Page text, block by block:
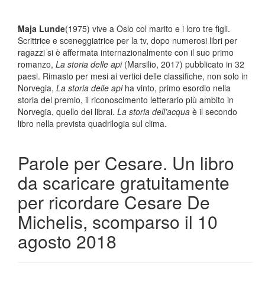
Maja Lunde(1975) vive a Oslo col marito e i loro tre figli.
Scrittrice e sceneggiatrice per la tv, dopo numerosi libri per
ragazzi si è affermata internazionalmente con il suo primo
romanzo, La storia delle api(Marsilio, 2017) pubblicato in 32
paesi. Rimasto per mesi ai vertici delle classifiche, non solo in
Norvegia, La storia delle apiha vinto, primo esordio nella
storia del premio, il riconoscimento letterario più ambito in
Norvegia, quello dei librai. La storia dell’acqua è il secondo
libro nella prevista quadrilogia sul clima.
Parole per Cesare. Un libro
da scaricare gratuitamente
per ricordare Cesare De
Michelis, scomparso il 10
agosto 2018